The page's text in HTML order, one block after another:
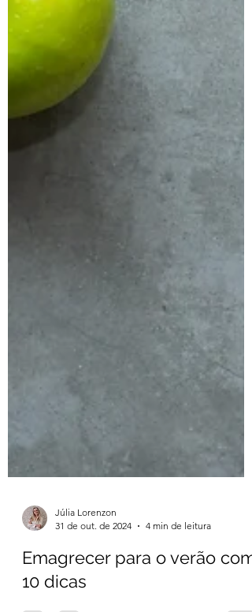
Júlia Lorenzon
31 de out. de 2024